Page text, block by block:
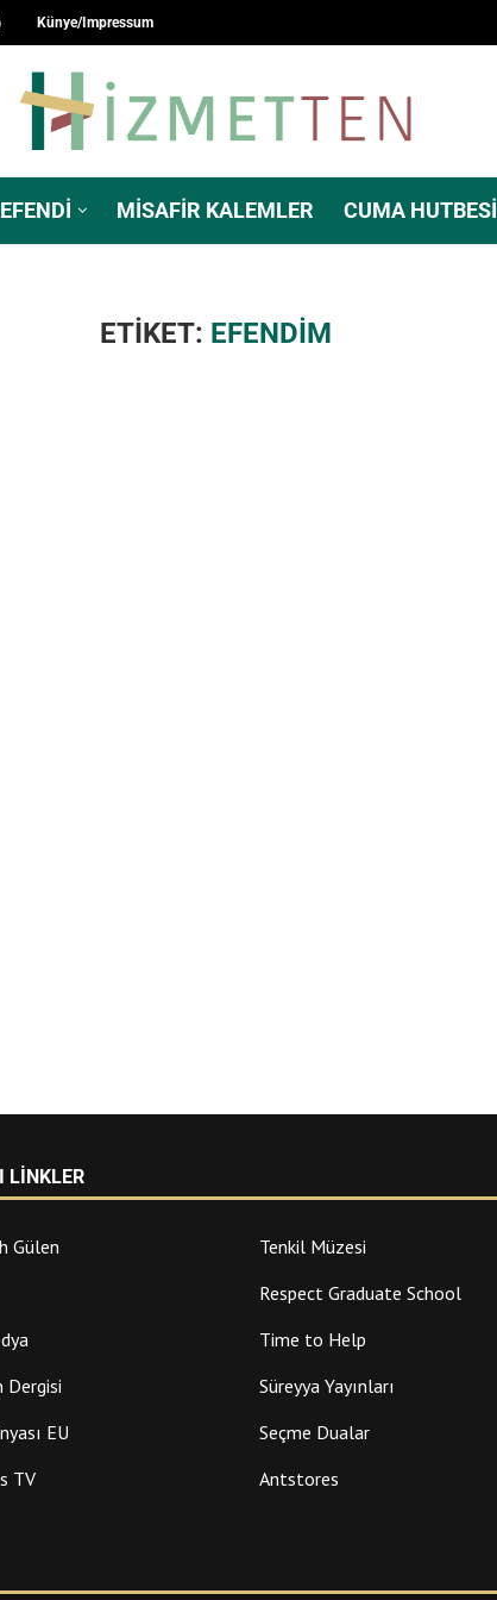
Künye/Impressum
MISAFIR KALEMLER CUMA HUTBESI
ETIKET: EFENDIM
LINKLER
Gülen Tenkil Müzesi
Respect Graduate School
Time to Help
Dergisi
Süreyya Yayınları
EU
Seçme Dualar
TV
Antstores